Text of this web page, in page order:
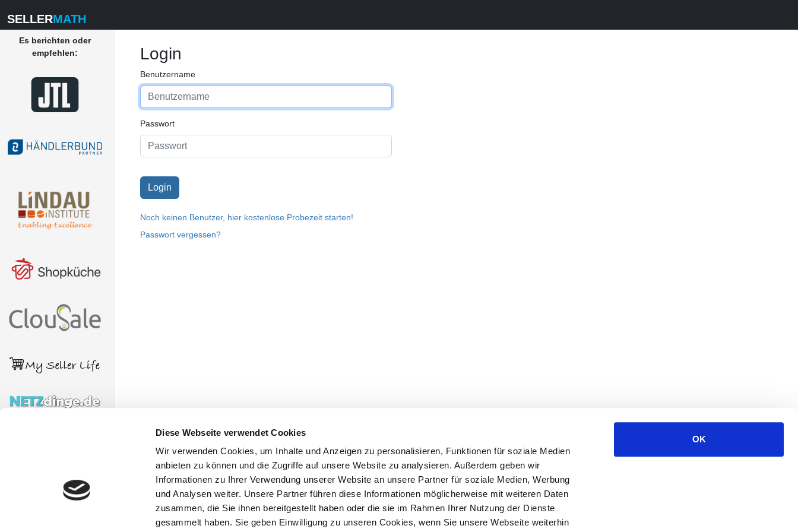
Diese Webseite verwendet Cookies
Wir verwenden Cookies, um Inhalte und Anzeigen zu personalisieren, Funktionen für soziale Medien
anbieten zu können und die Zugriffe auf unsere Website zu analysieren. Außerdem geben wir
Informationen zu Ihrer Verwendung unserer Website an unsere Partner für soziale Medien, Werbung
und Analysen weiter. Unsere Partner führen diese Informationen möglicherweise mit weiteren Daten
zusammen, die Sie ihnen bereitgestellt haben oder die sie im Rahmen Ihrer Nutzung der Dienste
gesammelt haben. Sie geben Einwilligung zu unseren Cookies, wenn Sie unsere Webseite weiterhin
OK
SELLERMATH
Es berichten oder
empfehlen:
Login
Benutzername
Passwort
Noch keinen Benutzer, hier kostenlose Probezeit starten!
Passwort vergessen?